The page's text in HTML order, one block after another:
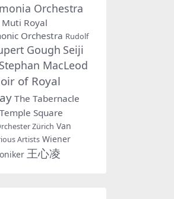
Orchestra
Muti Royal
Orchestra Rudolf
Gough Seiji
Stephan MacLeod
of Royal
The Tabernacle
Square
Zürich Van
Artists Wiener
王心凌